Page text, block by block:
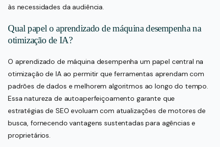
às necessidades da audiência.
Qual papel o aprendizado de máquina desempenha na
otimização de IA?
O aprendizado de máquina desempenha um papel central na
otimização de IA ao permitir que ferramentas aprendam com
padrões de dados e melhorem algoritmos ao longo do tempo.
Essa natureza de autoaperfeiçoamento garante que
estratégias de SEO evoluam com atualizações de motores de
busca, fornecendo vantagens sustentadas para agências e
proprietários.